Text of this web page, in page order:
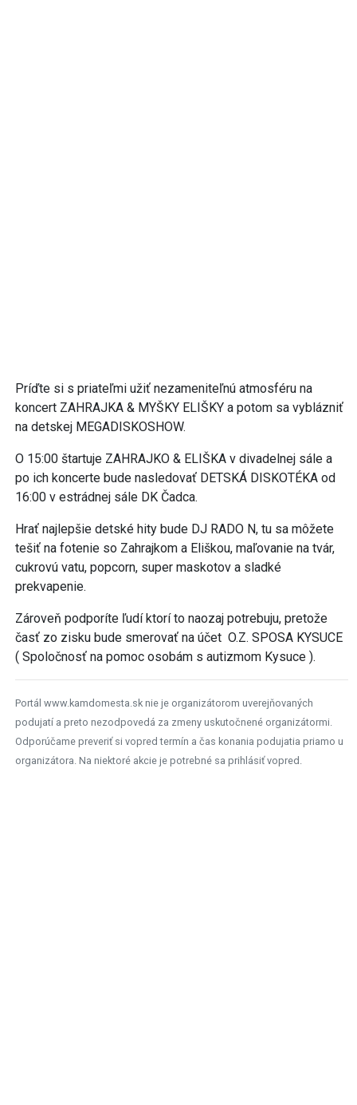
Príďte si s priateľmi užiť nezameniteľnú atmosféru na
koncert ZAHRAJKA & MYŠKY ELIŠKY a potom sa vyblázniť
na detskej MEGADISKOSHOW.
O 15:00 štartuje ZAHRAJKO & ELIŠKA v divadelnej sále a
po ich koncerte bude nasledovať DETSKÁ DISKOTÉKA od
16:00 v estrádnej sále DK Čadca.
Hrať najlepšie detské hity bude DJ RADO N, tu sa môžete
tešiť na fotenie so Zahrajkom a Eliškou, maľovanie na tvár,
cukrovú vatu, popcorn, super maskotov a sladké
prekvapenie.
Zároveň podporíte ľudí ktorí to naozaj potrebuju, pretože
časť zo zisku bude smerovať na účet O.Z. SPOSA KYSUCE
( Spoločnosť na pomoc osobám s autizmom Kysuce ).
Portál www.kamdomesta.sk nie je organizátorom uverejňovaných
podujatí a preto nezodpovedá za zmeny uskutočnené organizátormi.
Odporúčame preveriť si vopred termín a čas konania podujatia priamo u
organizátora. Na niektoré akcie je potrebné sa prihlásiť vopred.